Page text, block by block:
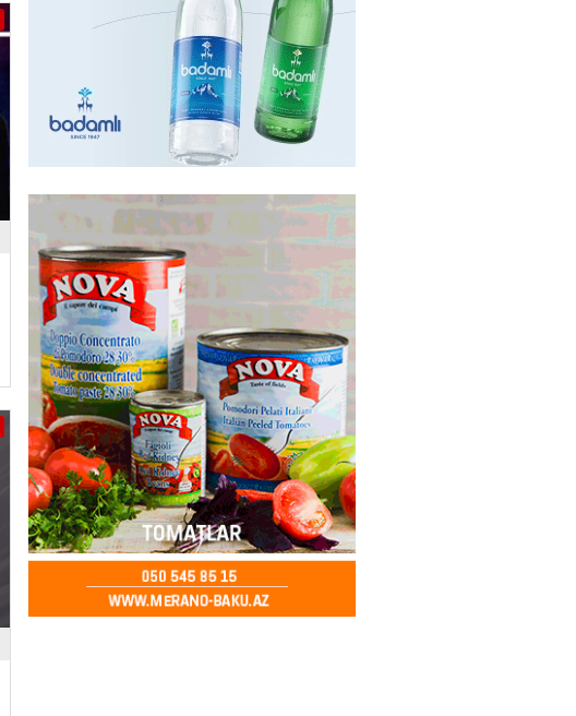
Ukraynaya məxsus təyyarə
Almaniyada dron hücumuna məruz
05.08.2026- 17:30 186
HADISƏ
Evdən 5 min manatlıq qızıl-zinət
əşyaları oğurlayan şəxs saxlanılıb
05.08.2026- 17:15
ÖZƏL
Hörmüz boğazı tezliklə açılacaq- Tramp
05.08.2026- 17:00 205
REKLAM
Kapital Bank-ın istiqrazlarına tələbat
buraxılış həcmini üç dəfəyə yaxın
üstələdi
05.08.2026- 16:59 203
Bu futbolçu “Real Madrid”dən GETDİ